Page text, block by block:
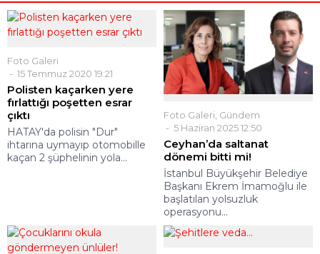
Foto Galeri
15 Temmuz 2020 19:21
Polisten kaçarken yere
fırlattığı poşetten esrar
çıktı
HATAY'da polisin "Dur"
ihtarına uymayıp otomobille
kaçan 2 şüphelinin yola...
Foto Galeri Gündem
5 Haziran 2025 12:50
Ceyhan’da saltanat
dönemi bitti mi!
İstanbul Büyükşehir Belediye
Başkanı Ekrem İmamoğlu ile
başlatılan yolsuzluk
operasyonu...